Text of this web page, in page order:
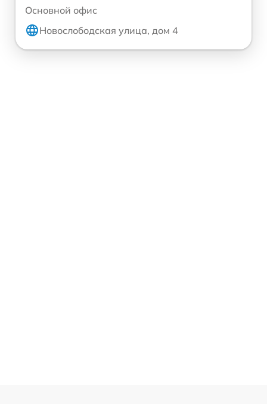
Основной офис
Новослободская улица, дом 4